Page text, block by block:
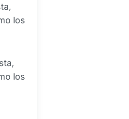
los
los